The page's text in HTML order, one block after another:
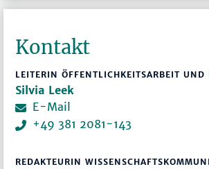
Kontakt
LEITERIN ÖFFENTLICHKEITSARBEIT
Silvia Leek
E-Mail
+49 381 2081-143
REDAKTEURIN